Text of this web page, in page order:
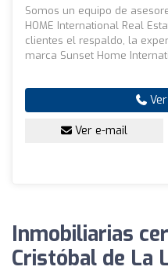
Somos un equipo de
HOME International Real
clientes el respaldo, la
marca Sunset Home
Ver e-mail
Inmobiliarias
Cristóbal de La